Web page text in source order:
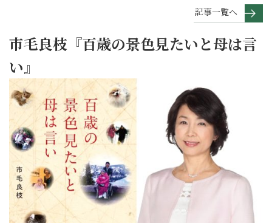
記事一覧へ
市毛良枝『百歳の景色見たいと母は言
い』